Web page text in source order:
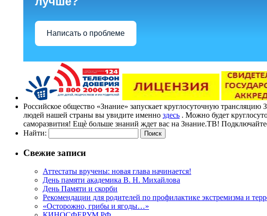
Написать о проблеме
Российское общество «Знание» запускает круглосуточную
людей нашей страны вы увидите именно здесь . Можно будет
саморазвития! Ещѐ больше знаний ждет вас на Знание.ТВ!
Найти:
Свежие записи
Аттестаты вручены: новая глава начинается!
День памяти академика В. Н. Михайлова
День Памяти и скорби
Рекомендации для родителей по профилактике экстремизма и
«Осторожно, грибы и ягоды…»